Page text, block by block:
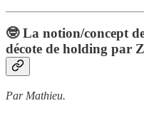
🤓 La notion/concept
décote de holding par
Par Mathieu.